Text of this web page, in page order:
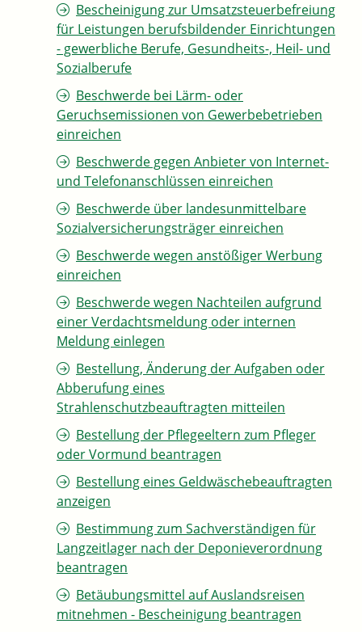
Bescheinigung zur Umsatzsteuerbefreiung
für Leistungen berufsbildender Einrichtungen
- gewerbliche Berufe, Gesundheits-, Heil- und
Sozialberufe
Beschwerde bei Lärm- oder
Geruchsemissionen von Gewerbebetrieben
einreichen
Beschwerde gegen Anbieter von Internet-
und Telefonanschlüssen einreichen
Beschwerde über landesunmittelbare
Sozialversicherungsträger einreichen
Beschwerde wegen anstößiger Werbung
einreichen
Beschwerde wegen Nachteilen aufgrund
einer Verdachtsmeldung oder internen
Meldung einlegen
Bestellung, Änderung der Aufgaben oder
Abberufung eines
Strahlenschutzbeauftragten mitteilen
Bestellung der Pflegeeltern zum Pfleger
oder Vormund beantragen
Bestellung eines Geldwäschebeauftragten
anzeigen
Bestimmung zum Sachverständigen für
Langzeitlager nach der Deponieverordnung
beantragen
Betäubungsmittel auf Auslandsreisen
mitnehmen - Bescheinigung beantragen